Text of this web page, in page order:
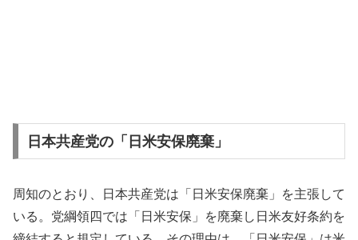
日本共産党の「日米安保廃棄」
周知のとおり、日本共産党は「日米安保廃棄」を主張して
いる。党綱領四では「日米安保」を廃棄し日米友好条約を